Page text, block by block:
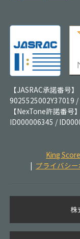
【JASRAC承諾番号】
9025525002Y37019
【NexTone許諾番号】
ID000006345 /
King
プライバシ
株